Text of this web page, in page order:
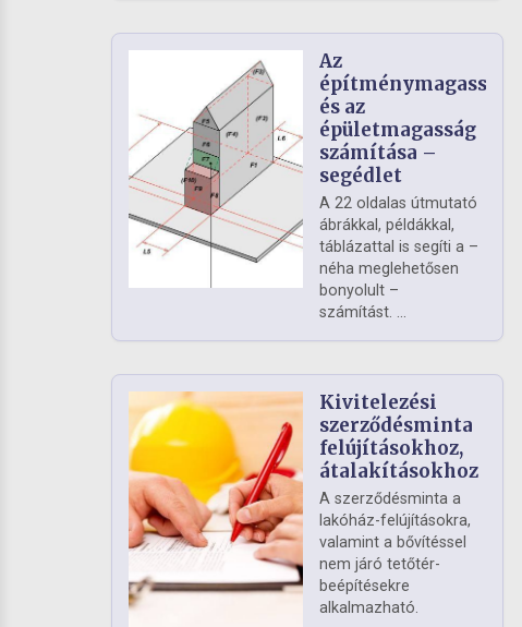
Az
építménymagasság
és az
épületmagasság
számítása –
segédlet
A 22 oldalas útmutató
ábrákkal, példákkal,
táblázattal is segíti a –
néha meglehetősen
bonyolult –
számítást. ...
Kivitelezési
szerződésminta
felújításokhoz,
átalakításokhoz
A szerződésminta a
lakóház-felújításokra,
valamint a bővítéssel
nem járó tetőtér-
beépítésekre
alkalmazható.